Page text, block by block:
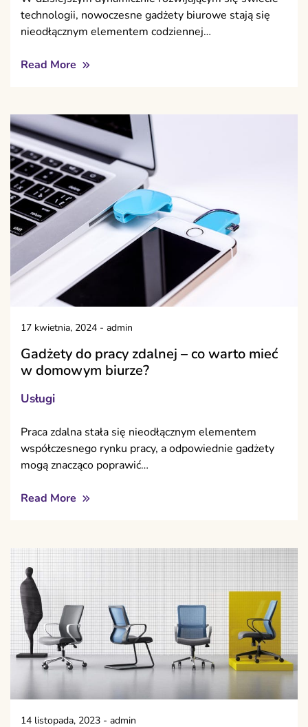
technologii, nowoczesne gadżety biurowe stają się
nieodłącznym elementem codziennej…
Read More
17 kwietnia, 2024 - admin
Gadżety do pracy zdalnej – co warto mieć
w domowym biurze?
Usługi
Praca zdalna stała się nieodłącznym elementem
współczesnego rynku pracy, a odpowiednie gadżety
mogą znacząco poprawić…
Read More
14 listopada, 2023 - admin